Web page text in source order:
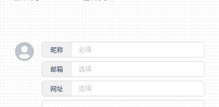
昵称
邮箱
网址